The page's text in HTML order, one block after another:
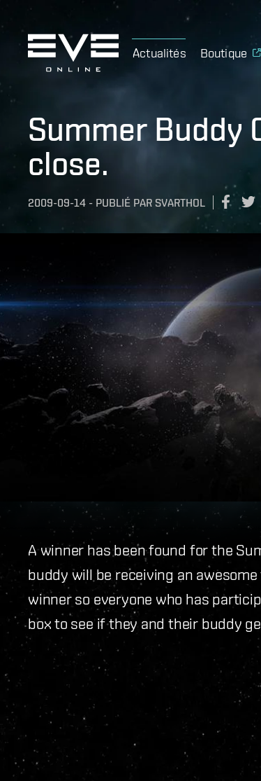
Actualités Boutique
Summer Buddy
close.
2009-09-14 - PUBLIÉ PAR SVARTHOL
A winner has been found for the
buddy will be receiving an
winner so everyone who has
box to see if they and their buddy